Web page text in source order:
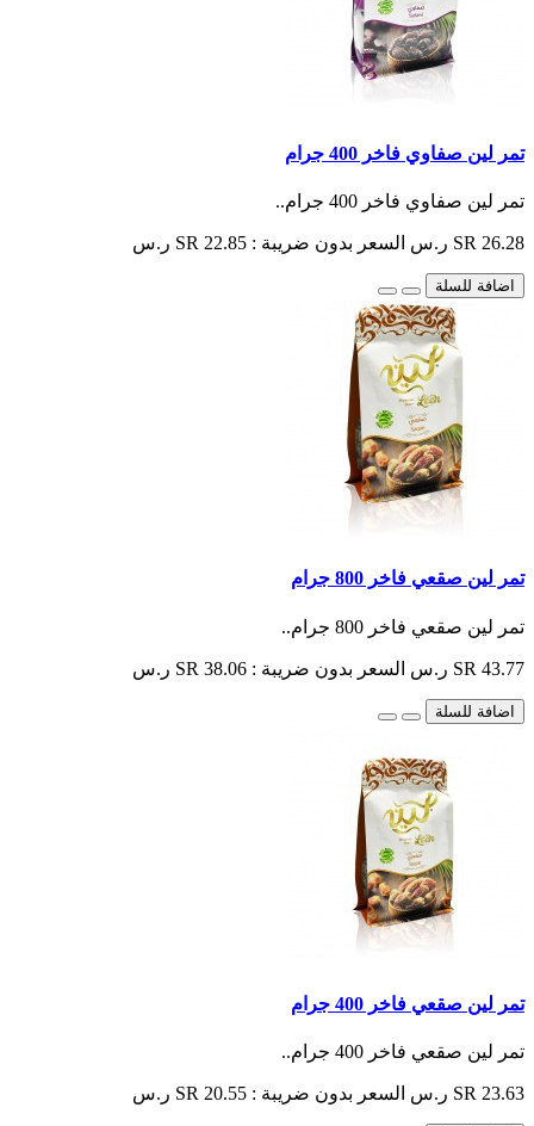
تمر لين صفاوي فاخر 400 جرام
تمر لين صفاوي فاخر 400 جرام..
SR 26.28 ر.س السعر بدون ضريبة : SR 22.85 ر.س
اضافة للسلة
تمر لين صقعي فاخر 800 جرام
تمر لين صقعي فاخر 800 جرام..
SR 43.77 ر.س السعر بدون ضريبة : SR 38.06 ر.س
اضافة للسلة
تمر لين صقعي فاخر 400 جرام
تمر لين صقعي فاخر 400 جرام..
SR 23.63 ر.س السعر بدون ضريبة : SR 20.55 ر.س